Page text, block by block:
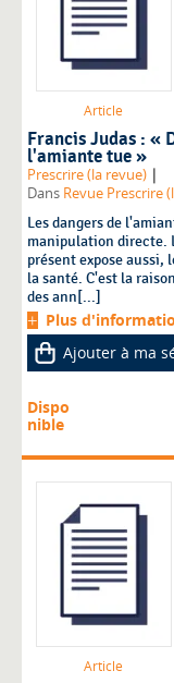
Article
Francis Judas : «
l'amiante tue »
Prescrire (la revue) |
Dans Revue Prescrire
Les dangers de
manipulation directe.
présent expose aussi,
la santé. C'est la
des ann[...]
Plus
Ajouter à ma
Dispo
nible
Article